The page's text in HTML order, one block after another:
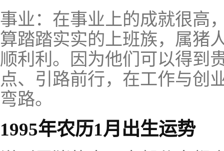
事业：在事业上的成就很高
算踏踏实实的上班族，属猪
顺利利。因为他们可以得到
点、引路前行，在工作与创
弯路。
1995年农历1月出生运势